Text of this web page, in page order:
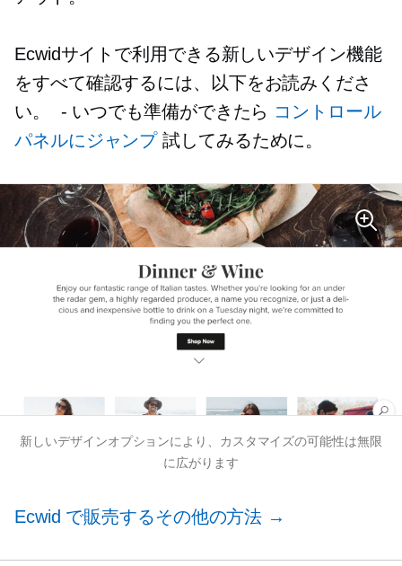
Ecwidサイトで利用できる新しいデザイン機能
をすべて確認するには、以下をお読みくださ
い。
- いつでも準備ができたら コントロール
パネルにジャンプ試してみるために。
新しいデザインオプションにより、カスタマイズの可能性は無限
に広がります
Ecwid で販売するその他の方法 →